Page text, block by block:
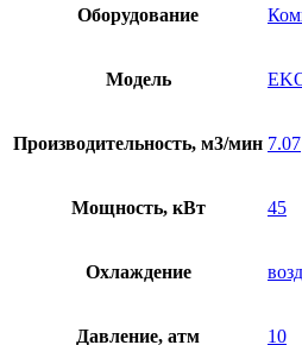
Оборудование
Модель
Производительность, м3/мин 7.07
Мощность, кВт 45
Охлаждение
Давление, атм 10